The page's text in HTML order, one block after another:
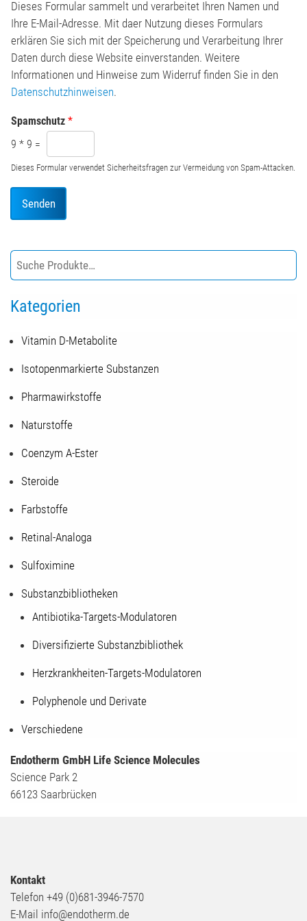
n
*
h
t
*
Dieses Formular sammelt und verarbeitet Ihren Namen und
Ihre E-Mail-Adresse. Mit daer Nutzung dieses Formulars
erklären Sie sich mit der Speicherung und Verarbeitung Ihrer
Daten durch diese Website einverstanden. Weitere
Informationen und Hinweise zum Widerruf finden Sie in den
Datenschutzhinweisen.
Spamschutz *
9 * 9 =
Dieses Formular verwendet Sicherheitsfragen zur Vermeidung von Spam-Attacken.
Senden
Kategorien
Vitamin D-Metabolite
Isotopenmarkierte Substanzen
Pharmawirkstoffe
Naturstoffe
Coenzym A-Ester
Steroide
Farbstoffe
Retinal-Analoga
Sulfoximine
Substanzbibliotheken
Antibiotika-Targets-Modulatoren
Diversifizierte Substanzbibliothek
Herzkrankheiten-Targets-Modulatoren
Polyphenole und Derivate
Verschiedene
Endotherm GmbH Life Science Molecules
Science Park 2
66123 Saarbrücken
Kontakt
Telefon +49 (0)681-3946-7570
E-Mail info@endotherm.de